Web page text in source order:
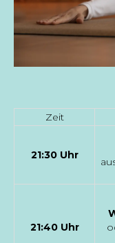
Zeit
21:30 Uhr
21:40 Uhr